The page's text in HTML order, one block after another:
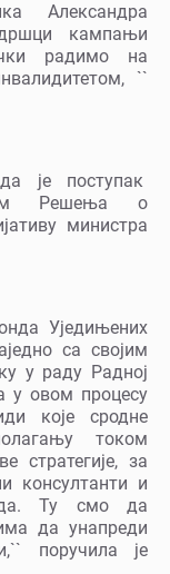
Александра
кампањи
радимо на
``
је поступак
Решења о
министра
Уједињених
са својим
у раду Радној
у овом процесу
које сродне
током
стратегије, за
консултанти и
Ту смо да
да унапреди
поручила је